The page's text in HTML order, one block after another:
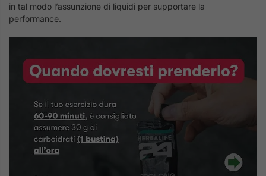
in tal modo l’assunzione di liquidi per supportare la
performance.